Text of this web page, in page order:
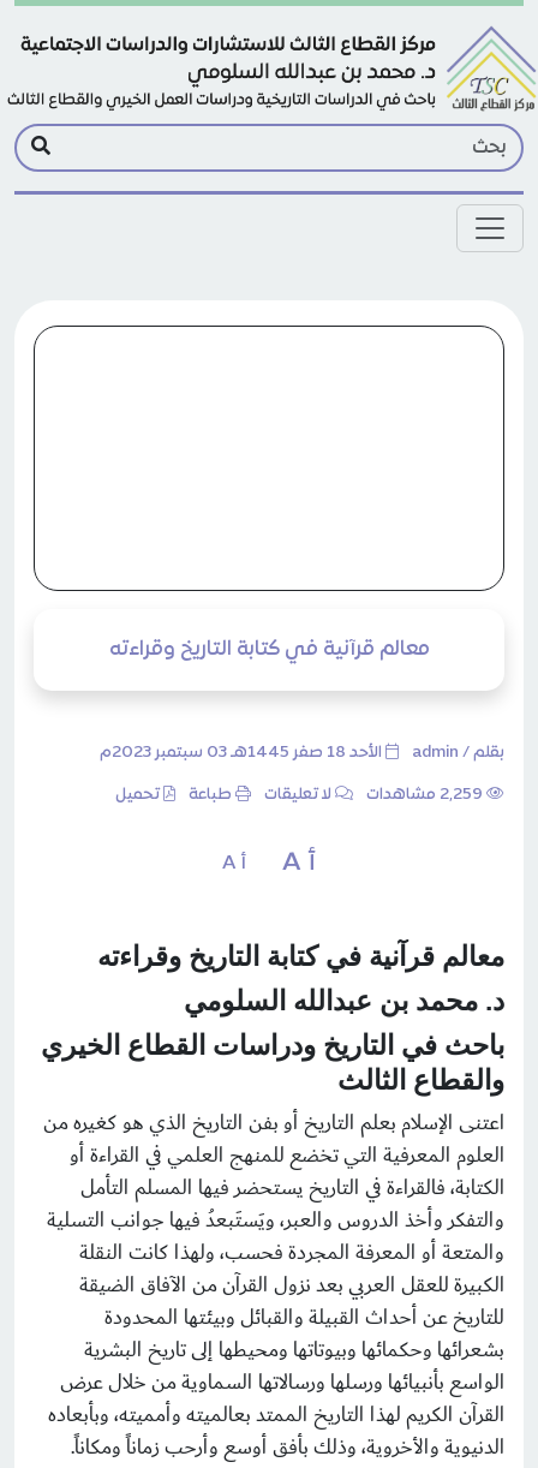
Skip to main content
معالم قرآنية في كتابة التاريخ وقراءته
بقلم / admin الأحد 18 صفر 1445هـ 03 سبتمبر 2023م
لا تعليقات طباعة تحميل
أ A أ A
معالم قرآنية في كتابة التاريخ وقراءته
د. محمد بن عبدالله السلومي
باحث في التاريخ ودراسات القطاع الخيري
والقطاع الثالث
اعتنى الإسلام بعلم التاريخ أو بفن التاريخ الذي هو كغيره من
العلوم المعرفية التي تخضع للمنهج العلمي في القراءة أو
الكتابة، فالقراءة في التاريخ يستحضر فيها المسلم التأمل
والتفكر وأخذ الدروس والعبر، ويَستَبعدُ فيها جوانب التسلية
والمتعة أو المعرفة المجردة فحسب، ولهذا كانت النقلة
الكبيرة للعقل العربي بعد نزول القرآن من الآفاق الضيقة
للتاريخ عن أحداث القبيلة والقبائل وبيئتها المحدودة
بشعرائها وحكمائها وبيوتاتها ومحيطها إلى تاريخ البشرية
الواسع بأنبيائها ورسلها ورسالاتها السماوية من خلال عرض
القرآن الكريم لهذا التاريخ الممتد بعالميته وأمميته، وبأبعاده
الدنيوية والأخروية، وذلك بأفق أوسع وأرحب زماناً ومكاناً.